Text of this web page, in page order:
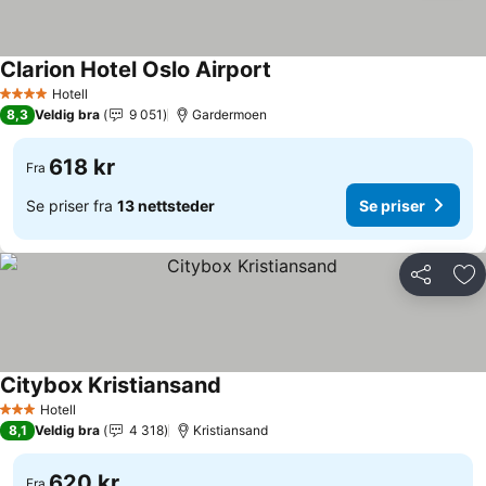
4 StjernerHotell
Clarion Hotel Oslo Airport
8,3 Veldig bra 9 051 Gardermoen
Fra 618 kr
Se priser fra 13 nettsteder Se priser
Del
3 StjernerHotell
Citybox Kristiansand
8,1 Veldig bra 4 318 Kristiansand
Fra